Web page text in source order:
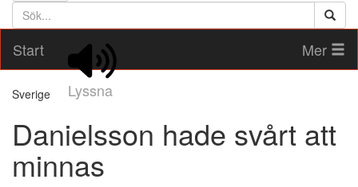
Söktext
Start
Lyssna
Mer
Sverige
Danielsson hade svårt att
minnas